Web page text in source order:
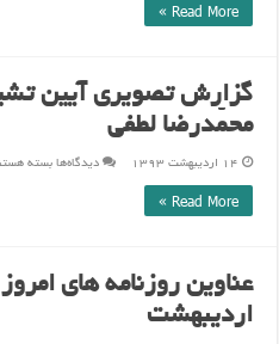
Read More »
گزارش تصویری آیین
محمّدرضا لطفی
۱۴ اردیبهشت ۱۳۹۳ دیدگاه‌هابرای
بسته
Read More »
عناوین روزنامه های
اردیبهشت